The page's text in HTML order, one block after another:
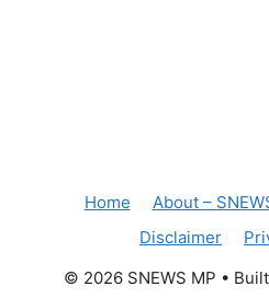
Home About –
Disclaimer
© 2026 SNEWS MP •